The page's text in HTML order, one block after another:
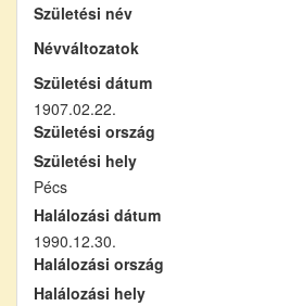
Születési név
Névváltozatok
Születési dátum
1907.02.22.
Születési ország
Születési hely
Pécs
Halálozási dátum
1990.12.30.
Halálozási ország
Halálozási hely